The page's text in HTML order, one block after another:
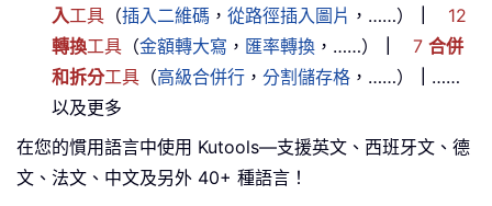
入工具 （插入二維碼 ， 從路徑插入圖片 ，……）
12
轉換工具 （金額轉大寫 ， 匯率轉換 ，……） 7 合併
和拆分工具 （高級合併行 ， 分割儲存格 ，……）
……
以及更多
在您的慣用語言中使用 Kutools—支援英文、西班牙文、德
文、法文、中文及另外 40+ 種語言！